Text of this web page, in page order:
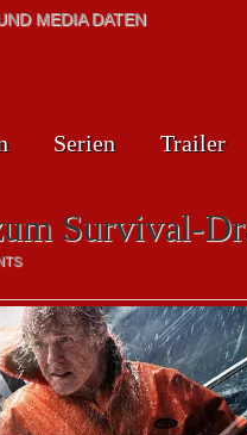
MEDIA DATEN
Serien Trailer
Survival-